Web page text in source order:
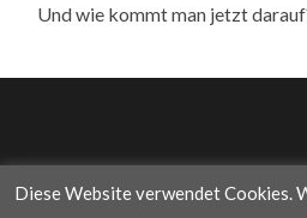
Und wie kommt man jetzt
Diese Website verwendet Cookies.